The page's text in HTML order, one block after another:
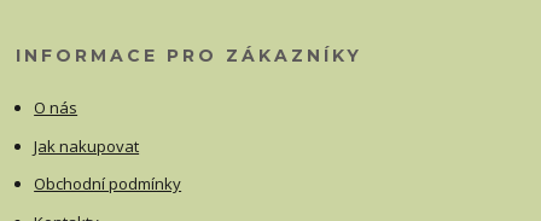
INFORMACE PRO ZÁKAZNÍKY
O nás
Jak nakupovat
Obchodní podmínky